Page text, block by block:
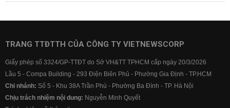
TRANG TTĐTTH CỦA CÔNG TY VIETNEWSCORP
Giấy phép số 3324/GP-TTĐT do Sở VH&TT TPHCM cấp ngày 20/3/2026
Lầu 5 - Compa Building - 293 Điện Biên Phủ - Phường Gia Định - TP.HCM
Chi nhánh: Số 5 - Khu 38A Trần Phú - Phường Ba Đình - TP. Hà Nội
Chịu trách nhiệm nội dung: Nguyễn Minh Quyết